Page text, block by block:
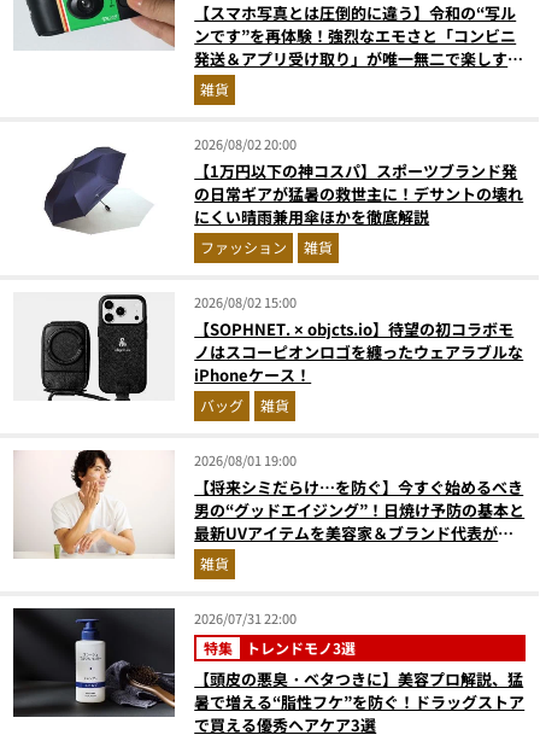
【スマホ写真とは圧倒的に違う】令和の“写ル
ンです”を再体験！強烈なエモさと「コンビニ
発送＆アプリ受け取り」が唯一無二で楽しすぎ
た雑貨
2026/08/02 20:00
【1万円以下の神コスパ】スポーツブランド発
の日常ギアが猛暑の救世主に！デサントの壊れ
にくい晴雨兼用傘ほかを徹底解説
ファッション 雑貨
2026/08/02 15:00
【SOPHNET. × objcts.io】待望の初コラボモ
ノはスコーピオンロゴを纏ったウェアラブルな
iPhoneケース！
バッグ 雑貨
2026/08/01 19:00
【将来シミだらけ…を防ぐ】今すぐ始めるべき
男の“グッドエイジング”！日焼け予防の基本と
最新UVアイテムを美容家＆ブランド代表がプ
ロ目線で指南／大人の価値向上研究所
雑貨
2026/07/31 22:00
特集 トレンドモノ3選
【頭皮の悪臭・ベタつきに】美容プロ解説、猛
暑で増える“脂性フケ”を防ぐ！ドラッグストア
で買える優秀ヘアケア3選